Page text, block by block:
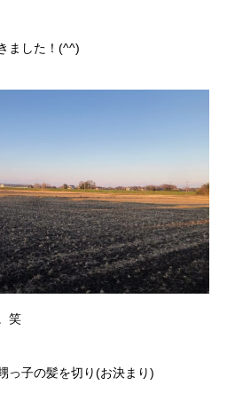
ました！(^^)
笑
っ子の髪を切り(お決まり)